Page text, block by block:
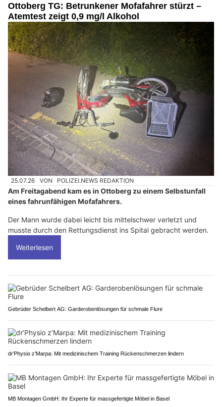
Ottoberg TG: Betrunkener Mofafahrer stürzt –
Atemtest zeigt 0,9 mg/l Alkohol
25.07.26 VON POLIZEI.NEWS REDAKTION
Am Freitagabend kam es in Ottoberg zu einem Selbstunfall
eines fahrunfähigen Mofafahrers.
Der Mann wurde dabei leicht bis mittelschwer verletzt und
musste durch den Rettungsdienst ins Spital gebracht werden.
Weiterlesen
Gebrüder Schelbert AG: Garderobenlösungen für schmale Flure
dr’Physio z’Marpa: Mit medizinischem Training Rückenschmerzen lindern
MB Montagen GmbH: Ihr Experte für massgefertigte Möbel in Basel